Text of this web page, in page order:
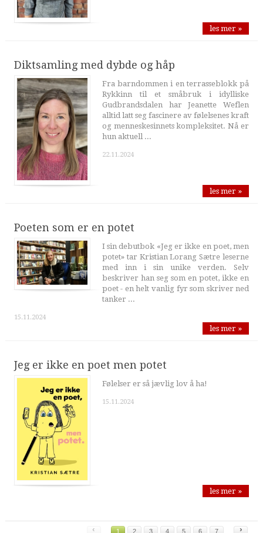
les mer »
Diktsamling med dybde og håp
Fra barndommen i en terrasseblokk på
Rykkinn til et småbruk i idylliske
Gudbrandsdalen har Jeanette Weflen
alltid latt seg fascinere av følelsenes kraft
og menneskesinnets kompleksitet. Nå er
hun aktuell ...
22.11.2024
les mer »
Poeten som er en potet
I sin debutbok «Jeg er ikke en poet, men
potet» tar Kristian Lorang Sætre leserne
med inn i sin unike verden. Selv
beskriver han seg som en potet, ikke en
poet - en helt vanlig fyr som skriver ned
tanker ...
15.11.2024
les mer »
Jeg er ikke en poet men potet
Følelser er så jævlig lov å ha!
15.11.2024
les mer »
‹ 1 2 3 4 5 6 7 ›